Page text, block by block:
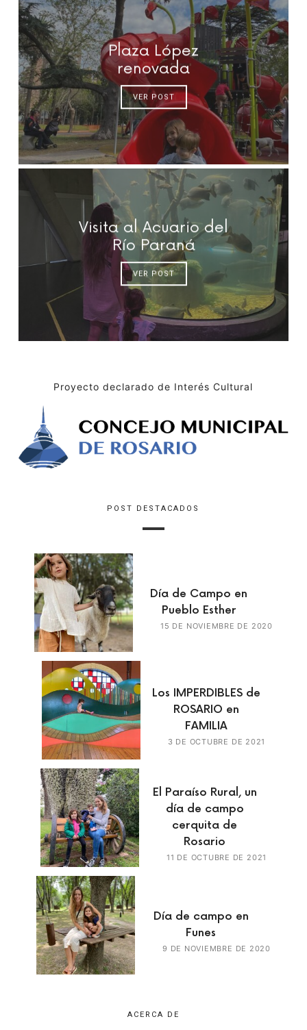
Plaza López
renovada
VER POST
Visita al Acuario del
Río Paraná
VER POST
Proyecto declarado de Interés Cultural
POST DESTACADOS
Día de Campo en
Pueblo Esther
15 DE NOVIEMBRE DE 2020
Los IMPERDIBLES de
ROSARIO en
FAMILIA
3 DE OCTUBRE DE 2021
El Paraíso Rural, un
día de campo
cerquita de
Rosario
11 DE OCTUBRE DE 2021
Día de campo en
Funes
9 DE NOVIEMBRE DE 2020
ACERCA DE